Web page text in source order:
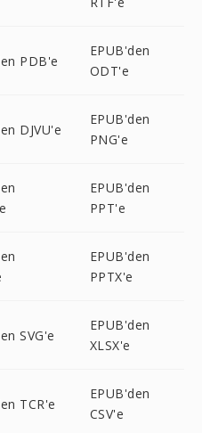
PDB'e
EPUB'den
ODT'e
DJVU'e
EPUB'den
PNG'e
EPUB'den
PPT'e
EPUB'den
PPTX'e
SVG'e
EPUB'den
XLSX'e
TCR'e
EPUB'den
CSV'e